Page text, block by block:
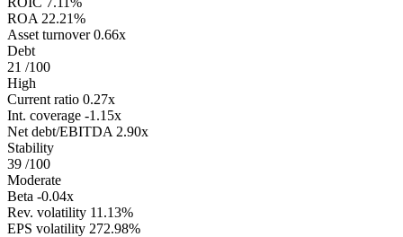
ROA 22.21%
Asset turnover 0.66x
Debt
21 /100
High
Current ratio 0.27x
Int. coverage -1.15x
Net debt/EBITDA 2.90x
Stability
39 /100
Moderate
Beta -0.04x
Rev. volatility 11.13%
EPS volatility 272.98%